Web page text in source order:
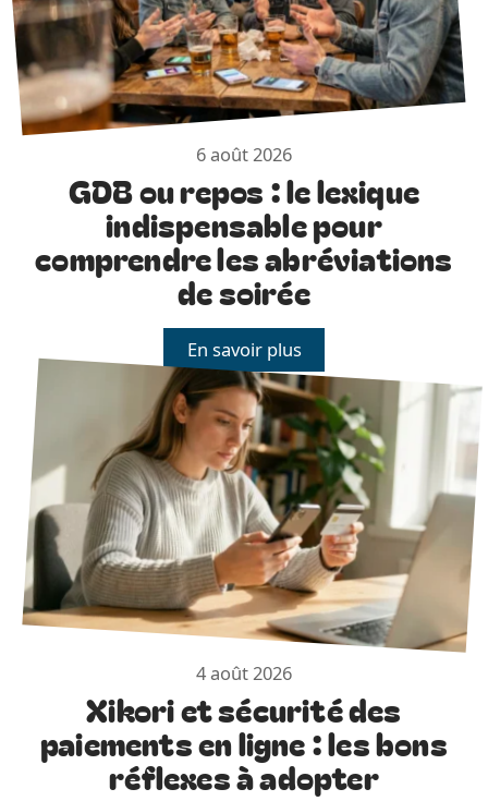
6 août 2026
GDB ou repos : le lexique
indispensable pour
comprendre les abréviations
de soirée
En savoir plus
4 août 2026
Xikori et sécurité des
paiements en ligne : les bons
réflexes à adopter